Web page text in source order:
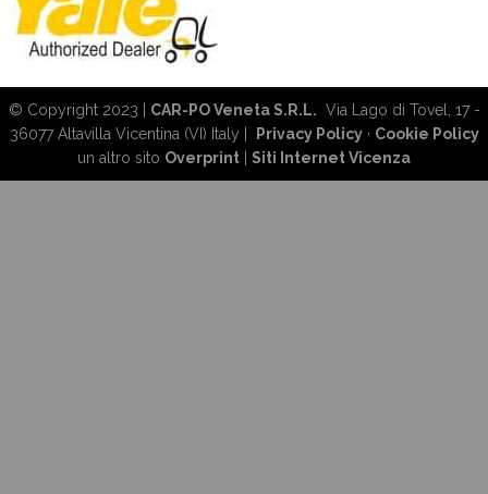
© Copyright 2023 | CAR-PO Veneta S.R.L. Via Lago di Tovel, 17 -
36077 Altavilla Vicentina (VI) Italy |
Privacy Policy· Cookie Policy
un altro sito Overprint Siti Internet Vicenza